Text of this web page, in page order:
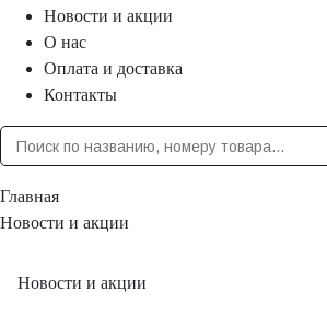
Новости и акции
О нас
Оплата и доставка
Контакты
Главная
Новости и акции
Новости и акции